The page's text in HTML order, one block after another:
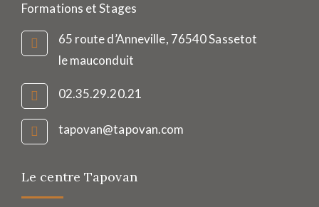
Formations et Stages
65 route d’Anneville, 76540 Sassetot
le mauconduit
02.35.29.20.21
tapovan@tapovan.com
Le centre Tapovan